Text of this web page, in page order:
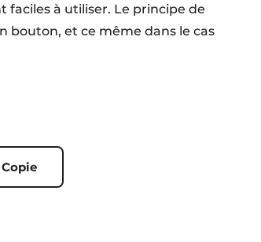
faciles à utiliser. Le principe de
bouton, et ce même dans le cas
Copie